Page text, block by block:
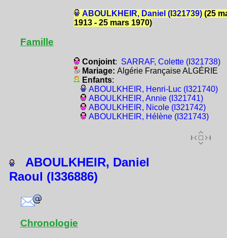
ABOULKHEIR, Daniel (I321739)(25
1913 - 25 mars 1970)
Famille
Conjoint: SARRAF, Colette (I321738)
Mariage: Algérie Française ALGÉRIE
Enfants:
ABOULKHEIR, Henri-Luc (I321740)
ABOULKHEIR, Annie (I321741)
ABOULKHEIR, Nicole (I321742)
ABOULKHEIR, Hélène (I321743)
ABOULKHEIR, Daniel
Raoul (I336886)
Chronologie